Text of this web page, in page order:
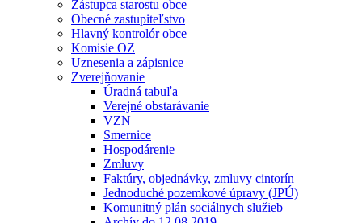
Zástupca starostu obce
Obecné zastupiteľstvo
Hlavný kontrolór obce
Komisie OZ
Uznesenia a zápisnice
Zverejňovanie
Úradná tabuľa
Verejné obstarávanie
VZN
Smernice
Hospodárenie
Zmluvy
Faktúry, objednávky, zmluvy cintorín
Jednoduché pozemkové úpravy (JPÚ)
Komunitný plán sociálnych služieb